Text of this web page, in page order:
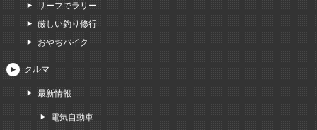
リーフでラリー
厳しい釣り修行
おやぢバイク
クルマ
最新情報
電気自動車